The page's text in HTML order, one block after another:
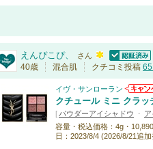
えんぴこぴ、
さん
認証済
40歳 混合肌 クチコミ投稿
イヴ・サンローラン
クチュール ミニ クラッ
[ パウダーアイシャドウ ・
容量・税込価格：4g・
日：2023/8/4 (2026/8/21追加